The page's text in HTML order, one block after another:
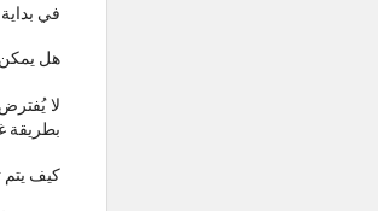
في
هل
بطريقة
كيف